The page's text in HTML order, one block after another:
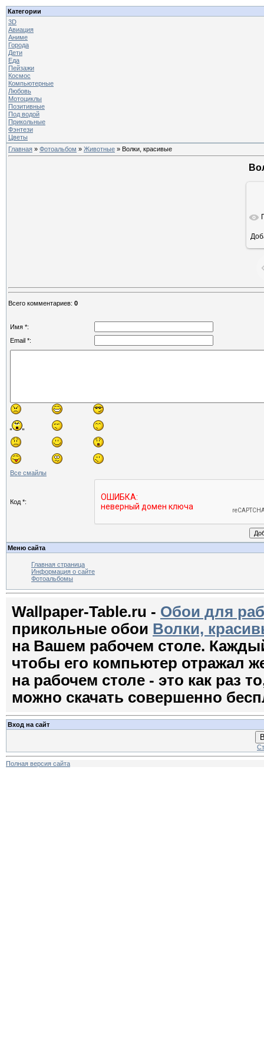
Категории
3D
Авиация
Аниме
Города
Дети
Еда
Пейзажи
Космос
Компьютерные
Любовь
Мотоциклы
Позитивные
Под водой
Прикольные
Фэнтези
Цветы
Главная » Фотоальбом » Животные » Волки, красивые
Всего комментариев: 0
Имя *:
Email *:
Все смайлы
Код *:
Меню сайта
Главная страница
Информация о сайте
Фотоальбомы
Wallpaper-Table.ru - Обои для
прикольные обои Волки,
на Вашем рабочем столе.
чтобы его компьютер отражал
на рабочем столе - это как раз
можно скачать совершенно
Вход на сайт
Полная версия сайта